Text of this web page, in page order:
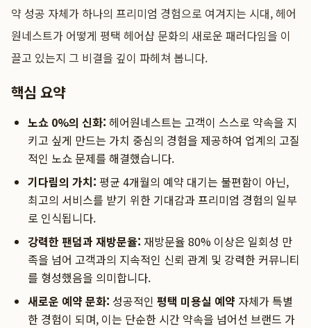
약 성공 자체가 하나의 프리미엄 경험으로 여겨지는 시대, 헤어
원네스트가 어떻게 평택 헤어샵 문화의 새로운 패러다임을 이
끌고 있는지 그 비결을 깊이 파헤쳐 봅니다.
핵심 요약
노쇼 0%의 신화: 헤어원네스트는 고객이 스스로 약속을 지
키고 싶게 만드는 가치 중심의 경험을 제공하여 업계의 고질
적인 노쇼 문제를 해결했습니다.
기다림의 가치: 평균 4개월의 예약 대기는 불편함이 아닌,
최고의 서비스를 받기 위한 기대감과 프리미엄 경험의 일부
로 인식됩니다.
강력한 팬덤과 재방문율: 재방문율 80% 이상은 일회성 만
족을 넘어 고객과의 지속적인 신뢰 관계 및 강력한 커뮤니티
를 형성했음을 의미합니다.
새로운 예약 문화: 성공적인 평택 미용실 예약 자체가 특별
한 경험이 되며, 이는 단순한 시간 약속을 넘어선 브랜드 가